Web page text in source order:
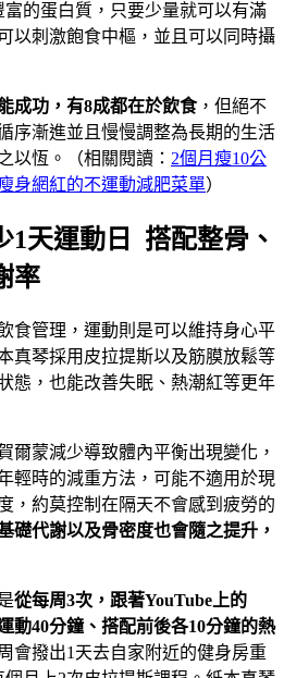
富的蛋白質，只要少量就可以有滿
以刺激飽食中樞，並且可以同時攝
成功，有8成都在於飲食，但絕不
序漸進並且慢慢調整為長期的生活
以恆。（相關閱讀： 2個月瘦10公
身網紅的不運動減肥菜單）
1天運動日 搭配整骨、
率
食管理，運動則是可以維持身心平
真琴採用皮拉提斯以及筋膜放鬆等
態，也能改善失眠、熱潮紅等更年
爾蒙減少導致體內平衡出現變化，
輕時的減重方法，可能不適用於現
，約莫控制在隔天不會感到疲勞的
礎代謝以及骨密度也會隨之提升，
從每周3次，跟著YouTube上的
動40分鐘、搭配前後各10分鐘的熱
會撥出1天去自家附近的健身房重